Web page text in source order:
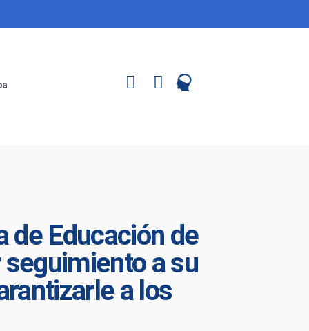
de Educación de
a su
a los